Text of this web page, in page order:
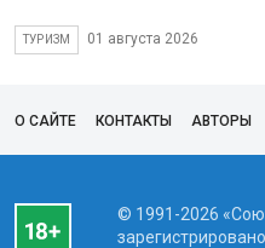
ТУРИЗМ 01 августа 2026
О САЙТЕ КОНТАКТЫ АВТОРЫ
© 1991-2026